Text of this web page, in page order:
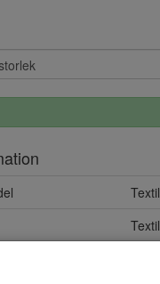
Textil